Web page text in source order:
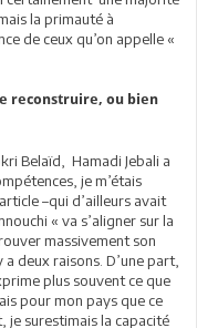
la primauté à
de ceux qu’on appelle «
reconstruire, ou bien
Belaïd, Hamadi Jebali a
je m’étais
–qui d’ailleurs avait
« va s’aligner sur la
massivement son
deux raisons. D’une part,
plus souvent ce que
pour mon pays que ce
je surestimais la capacité